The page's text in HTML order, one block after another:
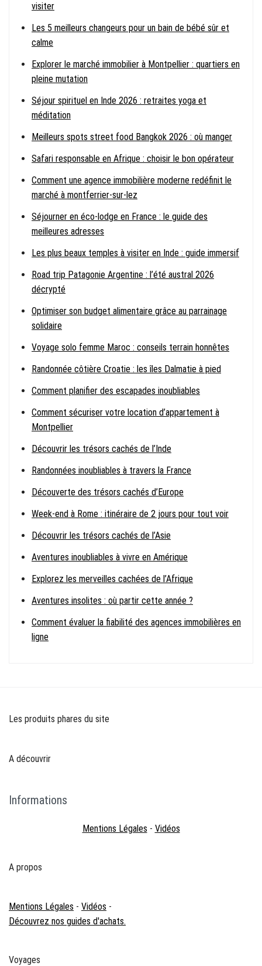
visiter
Les 5 meilleurs changeurs pour un bain de bébé sûr et
calme
Explorer le marché immobilier à Montpellier : quartiers en
pleine mutation
Séjour spirituel en Inde 2026 : retraites yoga et
méditation
Meilleurs spots street food Bangkok 2026 : où manger
Safari responsable en Afrique : choisir le bon opérateur
Comment une agence immobilière moderne redéfinit le
marché à montferrier-sur-lez
Séjourner en éco-lodge en France : le guide des
meilleures adresses
Les plus beaux temples à visiter en Inde : guide immersif
Road trip Patagonie Argentine : l’été austral 2026
décrypté
Optimiser son budget alimentaire grâce au parrainage
solidaire
Voyage solo femme Maroc : conseils terrain honnêtes
Randonnée côtière Croatie : les îles Dalmatie à pied
Comment planifier des escapades inoubliables
Comment sécuriser votre location d’appartement à
Montpellier
Découvrir les trésors cachés de l’Inde
Randonnées inoubliables à travers la France
Découverte des trésors cachés d’Europe
Week-end à Rome : itinéraire de 2 jours pour tout voir
Découvrir les trésors cachés de l’Asie
Aventures inoubliables à vivre en Amérique
Explorez les merveilles cachées de l’Afrique
Aventures insolites : où partir cette année ?
Comment évaluer la fiabilité des agences immobilières en
ligne
Les produits phares du site
A découvrir
Informations
Mentions Légales - Vidéos
A propos
Mentions Légales - Vidéos -
Découvrez nos guides d'achats.
Voyages